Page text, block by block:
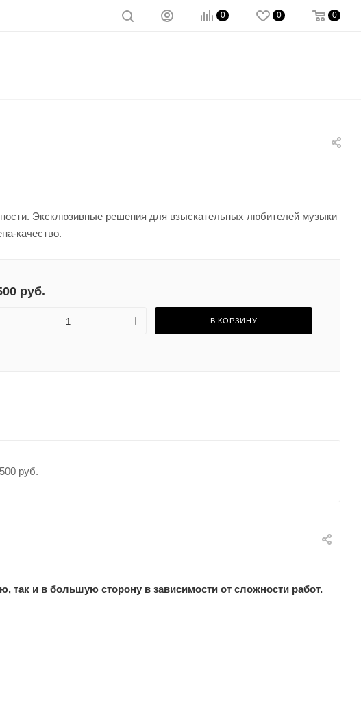
0 0 0
Эксклюзивные решения для взыскательных любителей музыки
качество.
руб.
В КОРЗИНУ
руб.
и в большую сторону в зависимости от сложности работ.